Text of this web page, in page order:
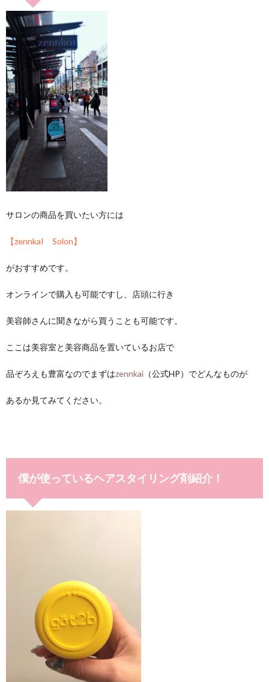
サロンの商品を買いたい方には
【zennkaI Solon】
がおすすめです。
オンラインで購入も可能ですし、店頭に行き
美容師さんに聞きながら買うことも可能です。
ここは美容室と美容商品を置いているお店で
品ぞろえも豊富なのでまずはzennkai （公式HP）でどんなものが
あるか見てみてください。
僕が使っているヘアスタイリング剤紹介！